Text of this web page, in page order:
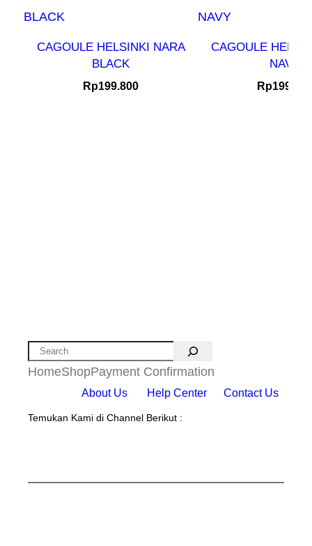
CAGOULE HELSINKI NARA
BLACK
Rp199.800
CAGOULE
NAVY
Rp
Search
HomeShopPayment Confirmation
About Us Help Center Contact Us
Temukan Kami di Channel Berikut :